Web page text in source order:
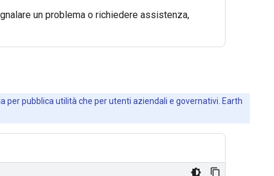
un problema o richiedere assistenza,
per pubblica utilità che per utenti aziendali e governativi. Earth